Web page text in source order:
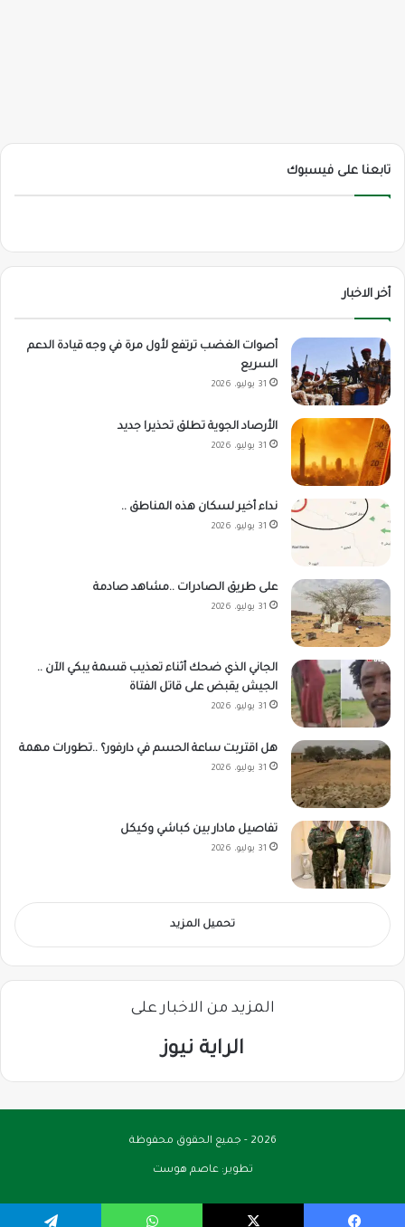
تابعنا على فيسبوك
أخر الاخبار
أصوات الغضب ترتفع لأول مرة في وجه قيادة الدعم
السريع
31 يوليو، 2026
الأرصاد الجوية تطلق تحذيرا جديد
31 يوليو، 2026
نداء أخير لسكان هذه المناطق ..
31 يوليو، 2026
على طريق الصادرات ..مشاهد صادمة
31 يوليو، 2026
الجاني الذي ضحك أثناء تعذيب قسمة يبكي الآن ..
الجيش يقبض على قاتل الفتاة
31 يوليو، 2026
هل اقتربت ساعة الحسم في دارفور؟ ..تطورات مهمة
31 يوليو، 2026
تفاصيل مادار بين كباشي وكيكل
31 يوليو، 2026
تحميل المزيد
المزيد من الاخبار على
الراية نيوز
2026 - جميع الحقوق محفوظة
تطوير:عاصم هوست